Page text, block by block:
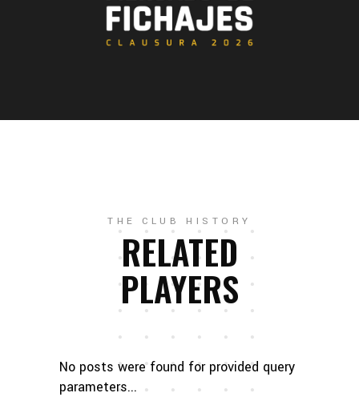
THE CLUB HISTORY
RELATED
PLAYERS
No posts were found for provided query
parameters...